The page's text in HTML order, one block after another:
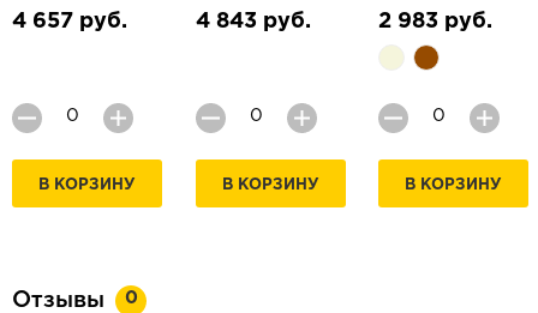
4 657 руб.
В КОРЗИНУ
4 843 руб.
В КОРЗИНУ
2 983 руб.
В КОРЗИНУ
Отзывы 0